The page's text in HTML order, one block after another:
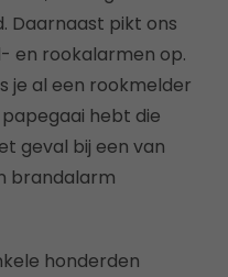
Daarnaast pikt ons
en rookalarmen op.
je al een rookmelder
hebt die
geval bij een van
brandalarm
honderden